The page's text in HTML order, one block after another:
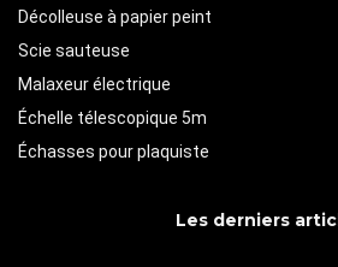
Décolleuse à papier peint
Scie sauteuse
Malaxeur électrique
Échelle télescopique 5m
Échasses pour plaquiste
Les derniers